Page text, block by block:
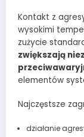
Kontakt z
wysokimi
zużycie
zwiększają
elementów
Najczęstsze
działanie